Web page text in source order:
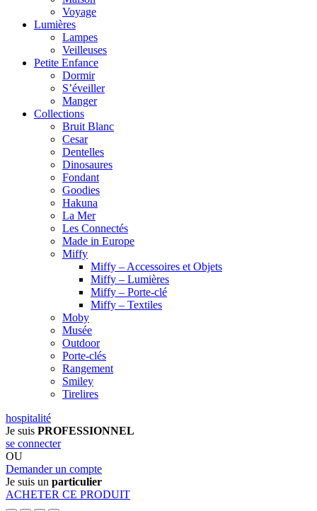
Voyage
Lumières
Lampes
Veilleuses
Petite Enfance
Dormir
S’éveiller
Manger
Collections
Bruit Blanc
Cesar
Dentelles
Dinosaures
Fondant
Goodies
Hakuna
La Mer
Les Connectés
Made in Europe
Miffy
Miffy – Accessoires et Objets
Miffy – Lumières
Miffy – Porte-clé
Miffy – Textiles
Moby
Musée
Outdoor
Porte-clés
Rangement
Smiley
Tirelires
hospitalité
Je suis PROFESSIONNEL
se connecter
OU
Demander un compte
Je suis un particulier
ACHETER CE PRODUIT